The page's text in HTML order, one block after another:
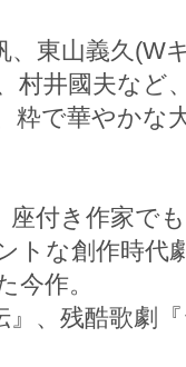
、東山義久(W
村井國夫など
粋で華やかな
付き作家で
トな創作時代
今作。
』、残酷歌劇